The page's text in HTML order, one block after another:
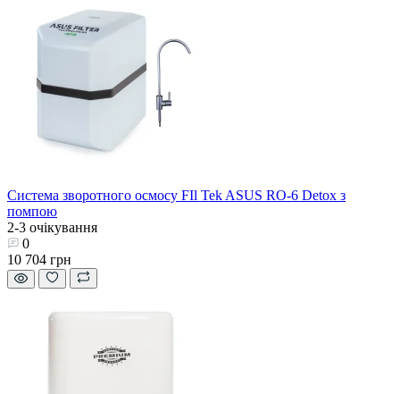
Система зворотного осмосу FIl Tek ASUS RO-6 Detox з
помпою
2-3 очікування
0
10 704 грн